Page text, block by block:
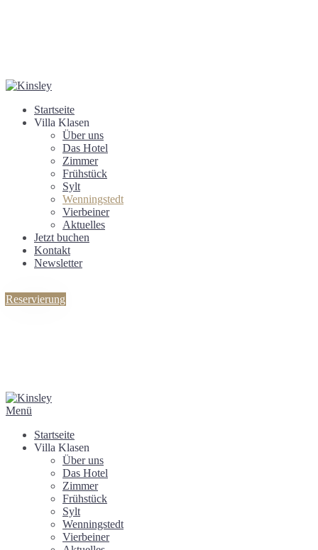
Startseite
Villa Klasen
Über uns
Das Hotel
Zimmer
Frühstück
Sylt
Wenningstedt
Vierbeiner
Aktuelles
Jetzt buchen
Kontakt
Newsletter
Reservierung
Menü
Startseite
Villa Klasen
Über uns
Das Hotel
Zimmer
Frühstück
Sylt
Wenningstedt
Vierbeiner